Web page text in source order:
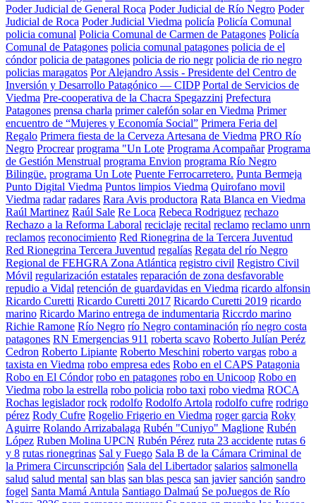
Poder Judicial de General Roca Poder Judicial de Río Negro Poder
Judicial de Roca Poder Judicial Viedma policía Policía Comunal
policia comunal Policia Comunal de Carmen de Patagones Policía
Comunal de Patagones policia comunal patagones policia de el
cóndor policia de patagones policia de rio negr policia de rio negro
policias maragatos Por Alejandro Assis - Presidente del Centro de
Inversión y Desarrollo Patagónico — CIDP Portal de Servicios de
Viedma Pre-cooperativa de la Chacra Spegazzini Prefectura
Patagones prensa charla primer calefón solar en Viedma Primer
encuentro de “Mujeres y Economía Social” Primera Feria del
Regalo Primera fiesta de la Cerveza Artesana de Viedma PRO Río
Negro Procrear programa "Un Lote Programa Acompañar Programa
de Gestión Menstrual programa Envion programa Río Negro
Bilingüe. programa Un Lote Puente Ferrocarretero. Punta Bermeja
Punto Digital Viedma Puntos limpios Viedma Quirofano movil
Viedma radar radares Rara Avis productora Rata Blanca en Viedma
Raúl Martinez Raúl Sale Re Loca Rebeca Rodriguez rechazo
Rechazo a la Reforma Laboral reciclaje recital reclamo reclamo unrn
reclamos reconocimiento Red Rionegrina de la Tercera Juventud
Red Rionegrina Tercera Juventud regalías Regata del río Negro
Regional de FEHGRA Zona Atlántica registro civil Registro Civil
Móvil regularización estatales reparación de zona desfavorable
repudio a Vidal retención de guardavidas en Viedma ricardo alfonsin
Ricardo Curetti Ricardo Curetti 2017 Ricardo Curetti 2019 ricardo
marino Ricardo Marino entrega de indumentaria Riccrdo marino
Richie Ramone Río Negro río Negro contaminación río negro costa
patagones RN Emergencias 911 roberta scavo Roberto Julían Peréz
Cedron Roberto Lipiante Roberto Meschini roberto vargas robo a
taxista en Viedma robo empresa edes Robo en el CAPS Patagonia
Robo en El Cóndor robo en patagones robo en Unicoop Robo en
Viedma robo la estrella robo policia robo taxi robo viedma ROCA
Rochas legislador rock rodolfo Rodolfo Artola rodolfo cufre rodrigo
pérez Rody Cufre Rogelio Frigerio en Viedma roger garcia Roky
Aguirre Rolando Arrizabalaga Rubén "Cuniyo" Maglione Rubén
López Ruben Molina UPCN Rubén Pérez ruta 23 accidente rutas 6
y 8 rutas rionegrinas Sal y Fuego Sala B de la Cámara Criminal de
la Primera Circunscripción Sala del Libertador salarios salmonella
salud salud mental san blas san blas pesca san javier sanción sandro
fogel Santa Mamá Antula Santiago Dalmaú Se poJuegos de Río